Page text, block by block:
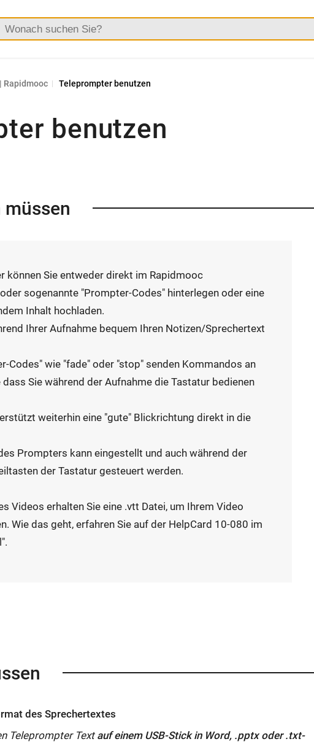
Rapidmooc Teleprompter benutzen
benutzen
müssen
können Sie entweder direkt im Rapidmooc
sogenannte "Prompter-Codes" hinterlegen oder eine
Inhalt hochladen.
Ihrer Aufnahme bequem Ihren Notizen/Sprechertext
Codes" wie "fade" oder "stop" senden Kommandos an
dass Sie während der Aufnahme die Tastatur bedienen
weiterhin eine "gute" Blickrichtung direkt in die
Prompters kann eingestellt und auch während der
der Tastatur gesteuert werden.
Videos erhalten Sie eine .vtt Datei, um Ihrem Video
Wie das geht, erfahren Sie auf der HelpCard 10-080 im
des Sprechertextes
Teleprompter Text auf einem USB-Stick in Word, .pptx oder .txt-